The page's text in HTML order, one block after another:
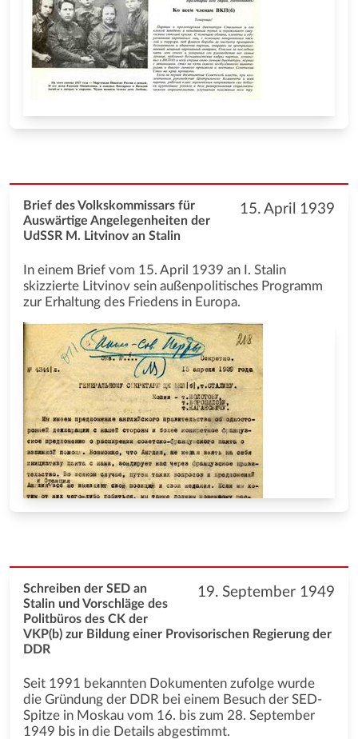
15. April 1939
Brief des Volkskommissars für
Auswärtige Angelegenheiten der
UdSSR M. Litvinov an Stalin
In einem Brief vom 15. April 1939 an I. Stalin
skizzierte Litvinov sein außenpolitisches Programm
zur Erhaltung des Friedens in Europa.
19. September 1949
Schreiben der SED an
Stalin und Vorschläge des
Politbüros des CK der
VKP(b) zur Bildung einer Provisorischen Regierung der
DDR
Seit 1991 bekannten Dokumenten zufolge wurde
die Gründung der DDR bei einem Besuch der SED-
Spitze in Moskau vom 16. bis zum 28. September
1949 bis in die Details abgestimmt.